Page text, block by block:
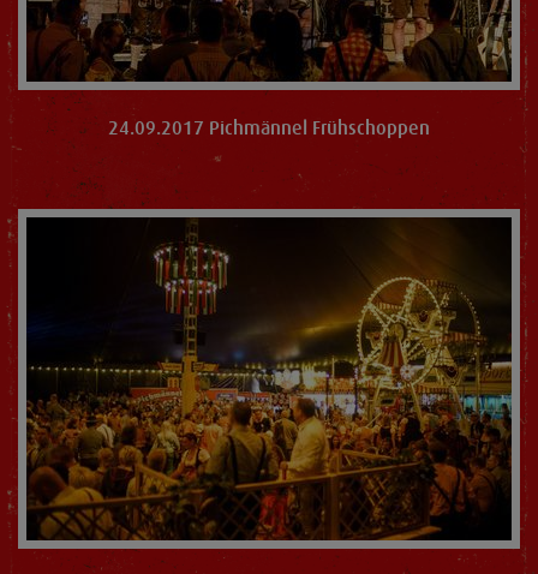
24.09.2017 Pichmännel Frühschoppen